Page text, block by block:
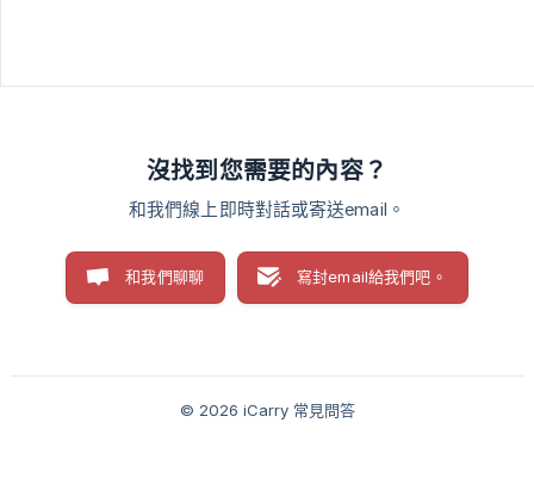
沒找到您需要的內容？
和我們線上即時對話或寄送email。
和我們聊聊 寫封email給我們吧。
© 2026 iCarry 常見問答